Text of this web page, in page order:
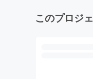
このプロジ